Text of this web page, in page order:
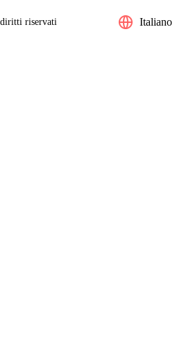
riservati Italiano